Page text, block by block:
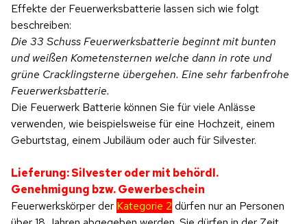
Effekte der Feuerwerksbatterie lassen sich wie folgt
beschreiben:
Die 33 Schuss Feuerwerksbatterie beginnt mit bunten
und weißen Kometensternen welche dann in rote und
grüne Cracklingsterne übergehen. Eine sehr farbenfrohe
Feuerwerksbatterie.
Die Feuerwerk Batterie können Sie für viele Anlässe
verwenden, wie beispielsweise für eine Hochzeit, einem
Geburtstag, einem Jubiläum oder auch für Silvester.
Lieferung: Silvester oder mit behördl.
Genehmigung bzw. Gewerbeschein
Feuerwerkskörper der Kategorie 2 dürfen nur an Personen